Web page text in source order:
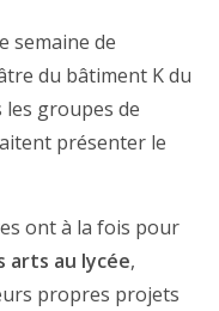
semaine de
du bâtiment K du
les groupes de
présenter le
ont à la fois pour
arts au lycée,
propres projets